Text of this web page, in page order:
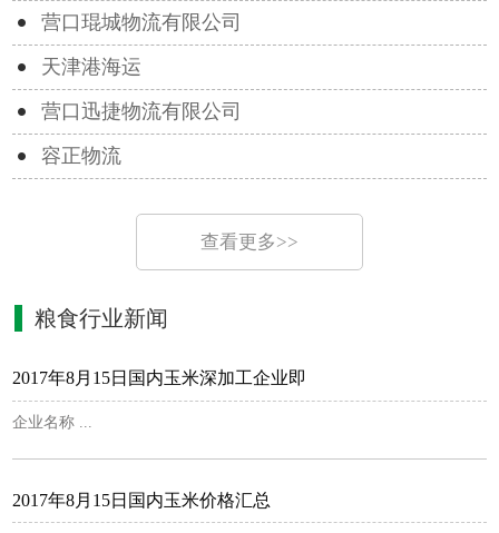
营口琨城物流有限公司
天津港海运
营口迅捷物流有限公司
容正物流
查看更多>>
粮食行业新闻
2017年8月15日国内玉米深加工企业即
企业名称 ...
2017年8月15日国内玉米价格汇总